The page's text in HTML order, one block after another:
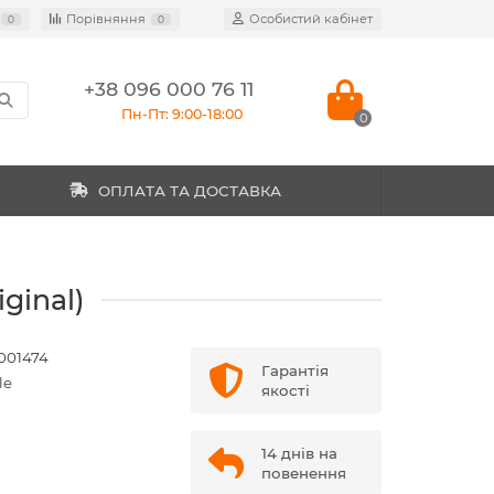
0 Порівняння 0 Особистий кабінет
+38 096 000 76 11
Пн-Пт: 9:00-18:00 0
ОПЛАТА ТА ДОСТАВКА
Гарантія
якості
14 днів на
повенення